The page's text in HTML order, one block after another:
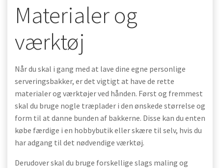
Materialer og
værktøj
Når du skal i gang med at lave dine egne personlige
serveringsbakker, er det vigtigt at have de rette
materialer og værktøjer ved hånden. Først og fremmest
skal du bruge nogle træplader i den ønskede størrelse og
form til at danne bunden af bakkerne. Disse kan du enten
købe færdige i en hobbybutik eller skære til selv, hvis du
har adgang til det nødvendige værktøj.
Derudover skal du bruge forskellige slags maling og